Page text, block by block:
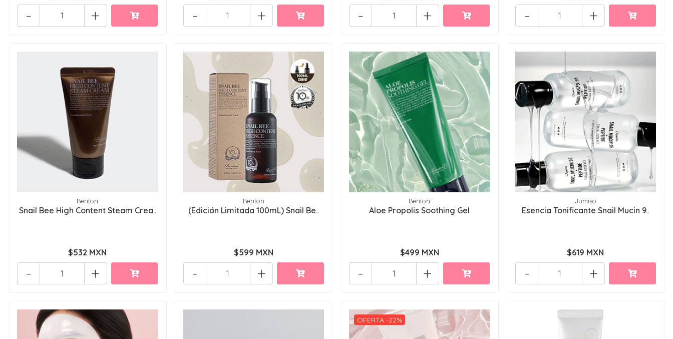
+
- +
- +
- +
-
Benton
Snail Bee High Content Steam Crea..
$532 MXN
+
-
Benton
(Edición Limitada 100mL) Snail Be..
$599 MXN
+
-
Benton
Aloe Propolis Soothing Gel
$499 MXN
+
-
Jumiso
Esencia Tonificante Snail Mucin 9..
$619 MXN
+
-
OFERTA -22%